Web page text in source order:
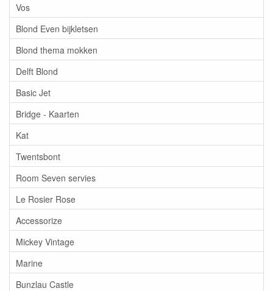
Vos
Blond Even bijkletsen
Blond thema mokken
Delft Blond
Basic Jet
Bridge - Kaarten
Kat
Twentsbont
Room Seven servies
Le Rosier Rose
Accessorize
Mickey Vintage
Marine
Bunzlau Castle